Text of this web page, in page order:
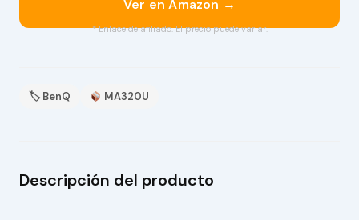
Ver en Amazon →
* Enlace de afiliado. El precio puede variar.
🏷 BenQ MA320U
Descripción del producto